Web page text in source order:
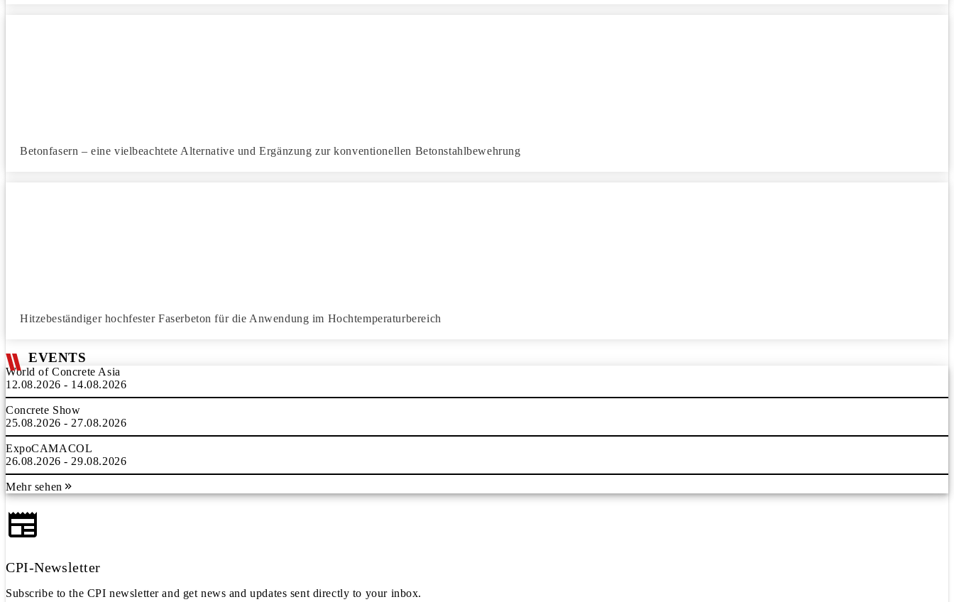
Betonfasern – eine vielbeachtete Alternative und Ergänzung zur konventionellen Betonstahlbewehrung
Hitzebeständiger hochfester Faserbeton für die Anwendung im Hochtemperaturbereich
EVENTS
World of Concrete Asia
12.08.2026 - 14.08.2026
Concrete Show
25.08.2026 - 27.08.2026
ExpoCAMACOL
26.08.2026 - 29.08.2026
Mehr sehen
CPI-Newsletter
Subscribe to the CPI newsletter and get news and updates sent directly to your inbox.